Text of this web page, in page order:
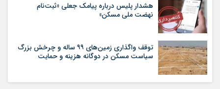
هشدار پلیس درباره پیامک جعلی «ثبت‌نام
نهضت ملی مسکن»
توقف واگذاری زمین‌های ۹۹ ساله و چرخش بزرگ
سیاست مسکن در دوگانه هزینه و حمایت